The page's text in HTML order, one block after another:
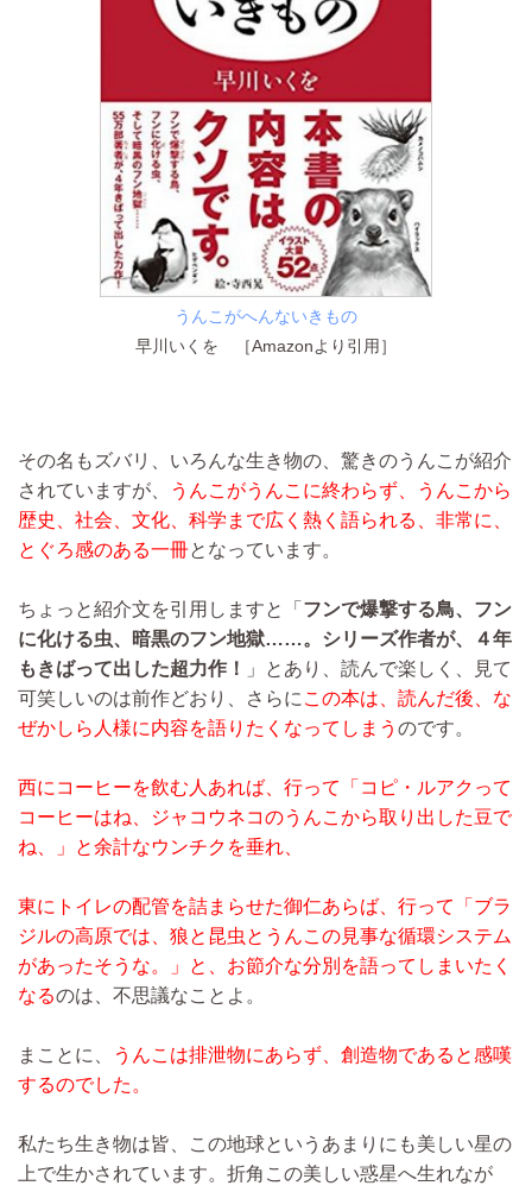
うんこがへんないきもの
早川いくを ［Amazonより引用］
その名もズバリ、いろんな生き物の、驚きのうんこが紹介
されていますが、
うんこがうんこに終わらず、うんこから
歴史、社会、文化、科学まで広く熱く語られる、非常に、
とぐろ感のある一冊となっています。
ちょっと紹介文を引用しますと「 フンで爆撃する鳥、フン
に化ける虫、暗黒のフン地獄……。シリーズ作者が、４年
もきばって出した超力作！
」とあり、読んで楽しく、見て
可笑しいのは前作どおり、さらに この本は、読んだ後、な
ぜかしら人様に内容を語りたくなってしまう のです。
西にコーヒーを飲む人あれば、行って「コピ・ルアクって
コーヒーはね、ジャコウネコのうんこから取り出した豆で
ね、」と余計なウンチクを垂れ、
東にトイレの配管を詰まらせた御仁あらば、行って「ブラ
ジルの高原では、狼と昆虫とうんこの見事な循環システム
があったそうな。」と、お節介な分別を語ってしまいたく
なるのは、不思議なことよ。
まことに、
うんこは排泄物にあらず、創造物であると感嘆
するのでした。
私たち生き物は皆、この地球というあまりにも美しい星の
上で生かされています。折角この美しい惑星へ生れなが